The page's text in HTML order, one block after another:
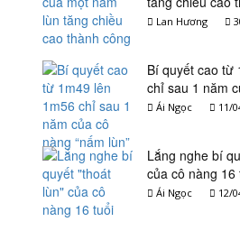
Lan Hương
Bí quyết cao từ
chỉ sau 1 năm
“nấm lùn”
Ái Ngọc 11/
Lắng nghe bí
của cô nàng 16
Ái Ngọc 12/